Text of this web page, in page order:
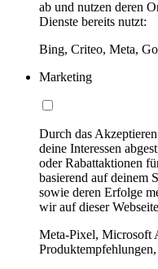
ab und nutzen deren
Dienste bereits nutzt:
Bing, Criteo, Meta,
Marketing
Durch das
deine Interessen
oder Rabattaktionen
basierend auf deinem
sowie deren Erfolge
wir auf dieser
Meta-Pixel, Microsoft